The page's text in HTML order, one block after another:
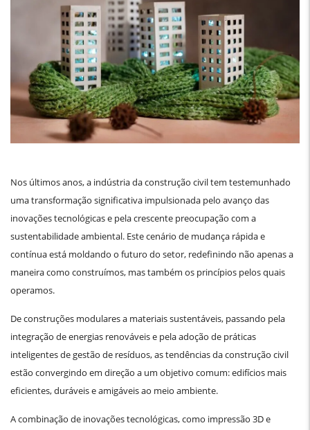
Nos últimos anos, a indústria da construção civil tem testemunhado
uma transformação significativa impulsionada pelo avanço das
inovações tecnológicas e pela crescente preocupação com a
sustentabilidade ambiental. Este cenário de mudança rápida e
contínua está moldando o futuro do setor, redefinindo não apenas a
maneira como construímos, mas também os princípios pelos quais
operamos.
De construções modulares a materiais sustentáveis, passando pela
integração de energias renováveis e pela adoção de práticas
inteligentes de gestão de resíduos, as tendências da construção civil
estão convergindo em direção a um objetivo comum: edifícios mais
eficientes, duráveis ​​e amigáveis ao meio ambiente.
A combinação de inovações tecnológicas, como impressão 3D e